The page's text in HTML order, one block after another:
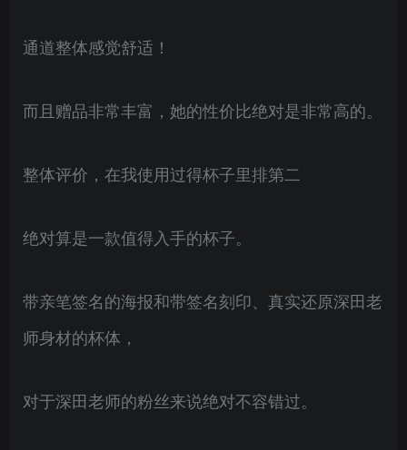
通道整体感觉舒适！
而且赠品非常丰富，她的性价比绝对是非常高的。
整体评价，在我使用过得杯子里排第二
绝对算是一款值得入手的杯子。
带亲笔签名的海报和带签名刻印、真实还原深田老
师身材的杯体，
对于深田老师的粉丝来说绝对不容错过。